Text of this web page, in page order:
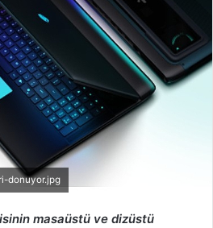
donuyor.jpg
masaüstü ve dizüstü